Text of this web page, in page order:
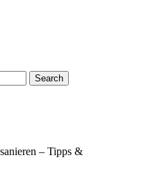
Search
– Tipps &